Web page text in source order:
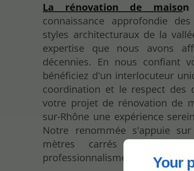
Your
La rénovation de maison
connaissance approfondie
styles architecturaux de la
expertise que nous avons
décennies. En nous confiant
bénéficiez d'un interlocuteur
coordination et le respect des
votre projet de rénovation de
sur-Rhône une expérience
Notre renommée s'appuie
mètres carrés rénovés
professionnalisme depuis 1989.